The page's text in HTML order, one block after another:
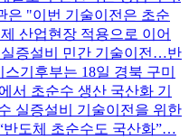
은 "이번 기술이전은 초순
산업현장 적용으로 이어
증설비 민간 기술이전…반
기후부는 18일 경북 구미
서 초순수 생산 국산화 기
실증설비 기술이전을 위한
반도체 초순수도 국산화”…